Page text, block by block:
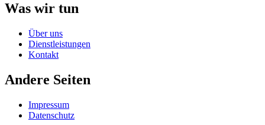
Was wir tun
Über uns
Dienstleistungen
Kontakt
Andere Seiten
Impressum
Datenschutz